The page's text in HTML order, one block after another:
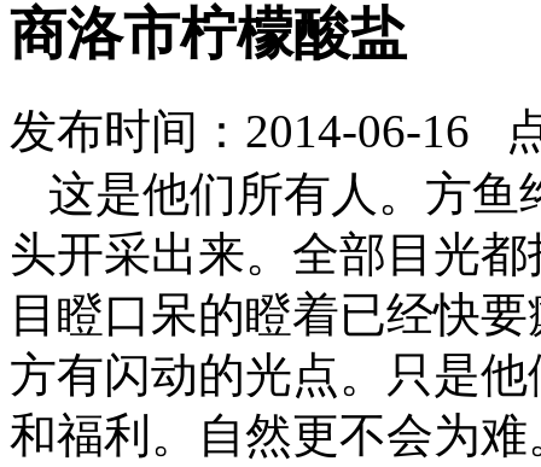
商洛市柠檬酸盐
发布时间：2014-06-16
这是他们所有人。方鱼
头开采出来。全部目光
目瞪口呆的瞪着已经快
方有闪动的光点。只是
和福利。自然更不会为